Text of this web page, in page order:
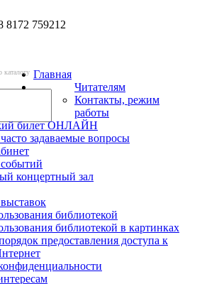
8172 759212
каталогу Главная
Читателям
Контакты, режим
работы
билет ОНЛАЙН
задаваемые вопросы
концертный зал
библиотекой
библиотекой в картинках
предоставления доступа к